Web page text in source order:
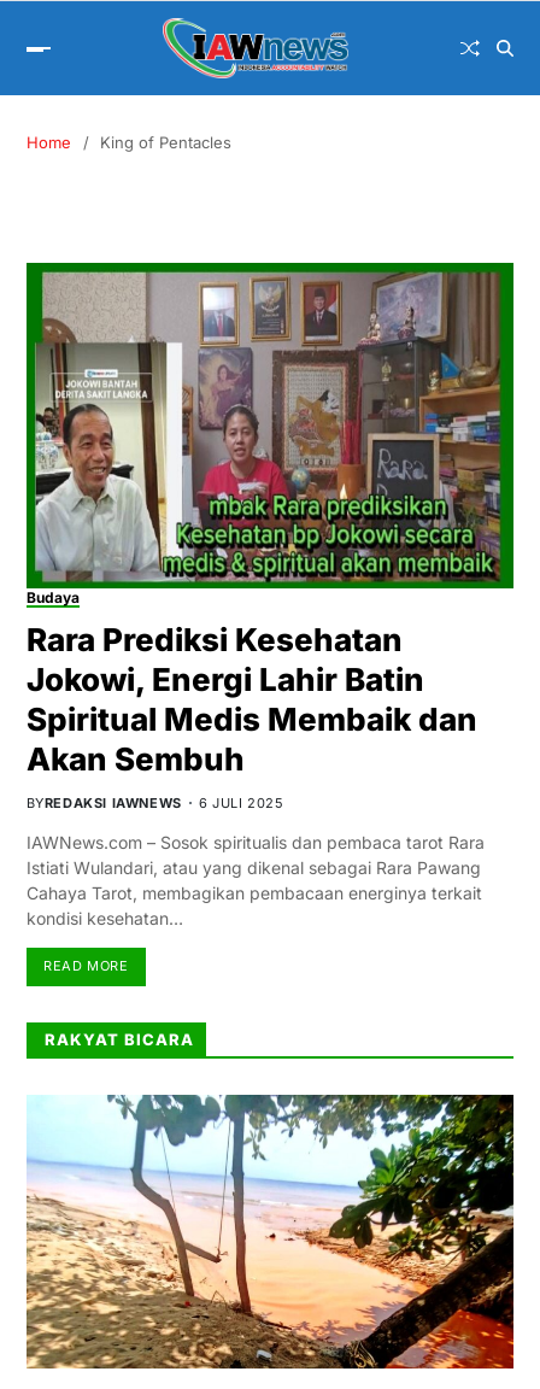
Home King of Pentacles
Budaya
Rara Prediksi Kesehatan
Jokowi, Energi Lahir Batin
Spiritual Medis Membaik dan
Akan Sembuh
BYREDAKSI IAWNEWS 6 JULI 2025
IAWNews.com – Sosok spiritualis dan pembaca tarot Rara
Istiati Wulandari, atau yang dikenal sebagai Rara Pawang
Cahaya Tarot, membagikan pembacaan energinya terkait
kondisi kesehatan…
READ MORE
RAKYAT BICARA